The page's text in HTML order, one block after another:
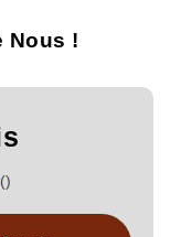
Nous !
()